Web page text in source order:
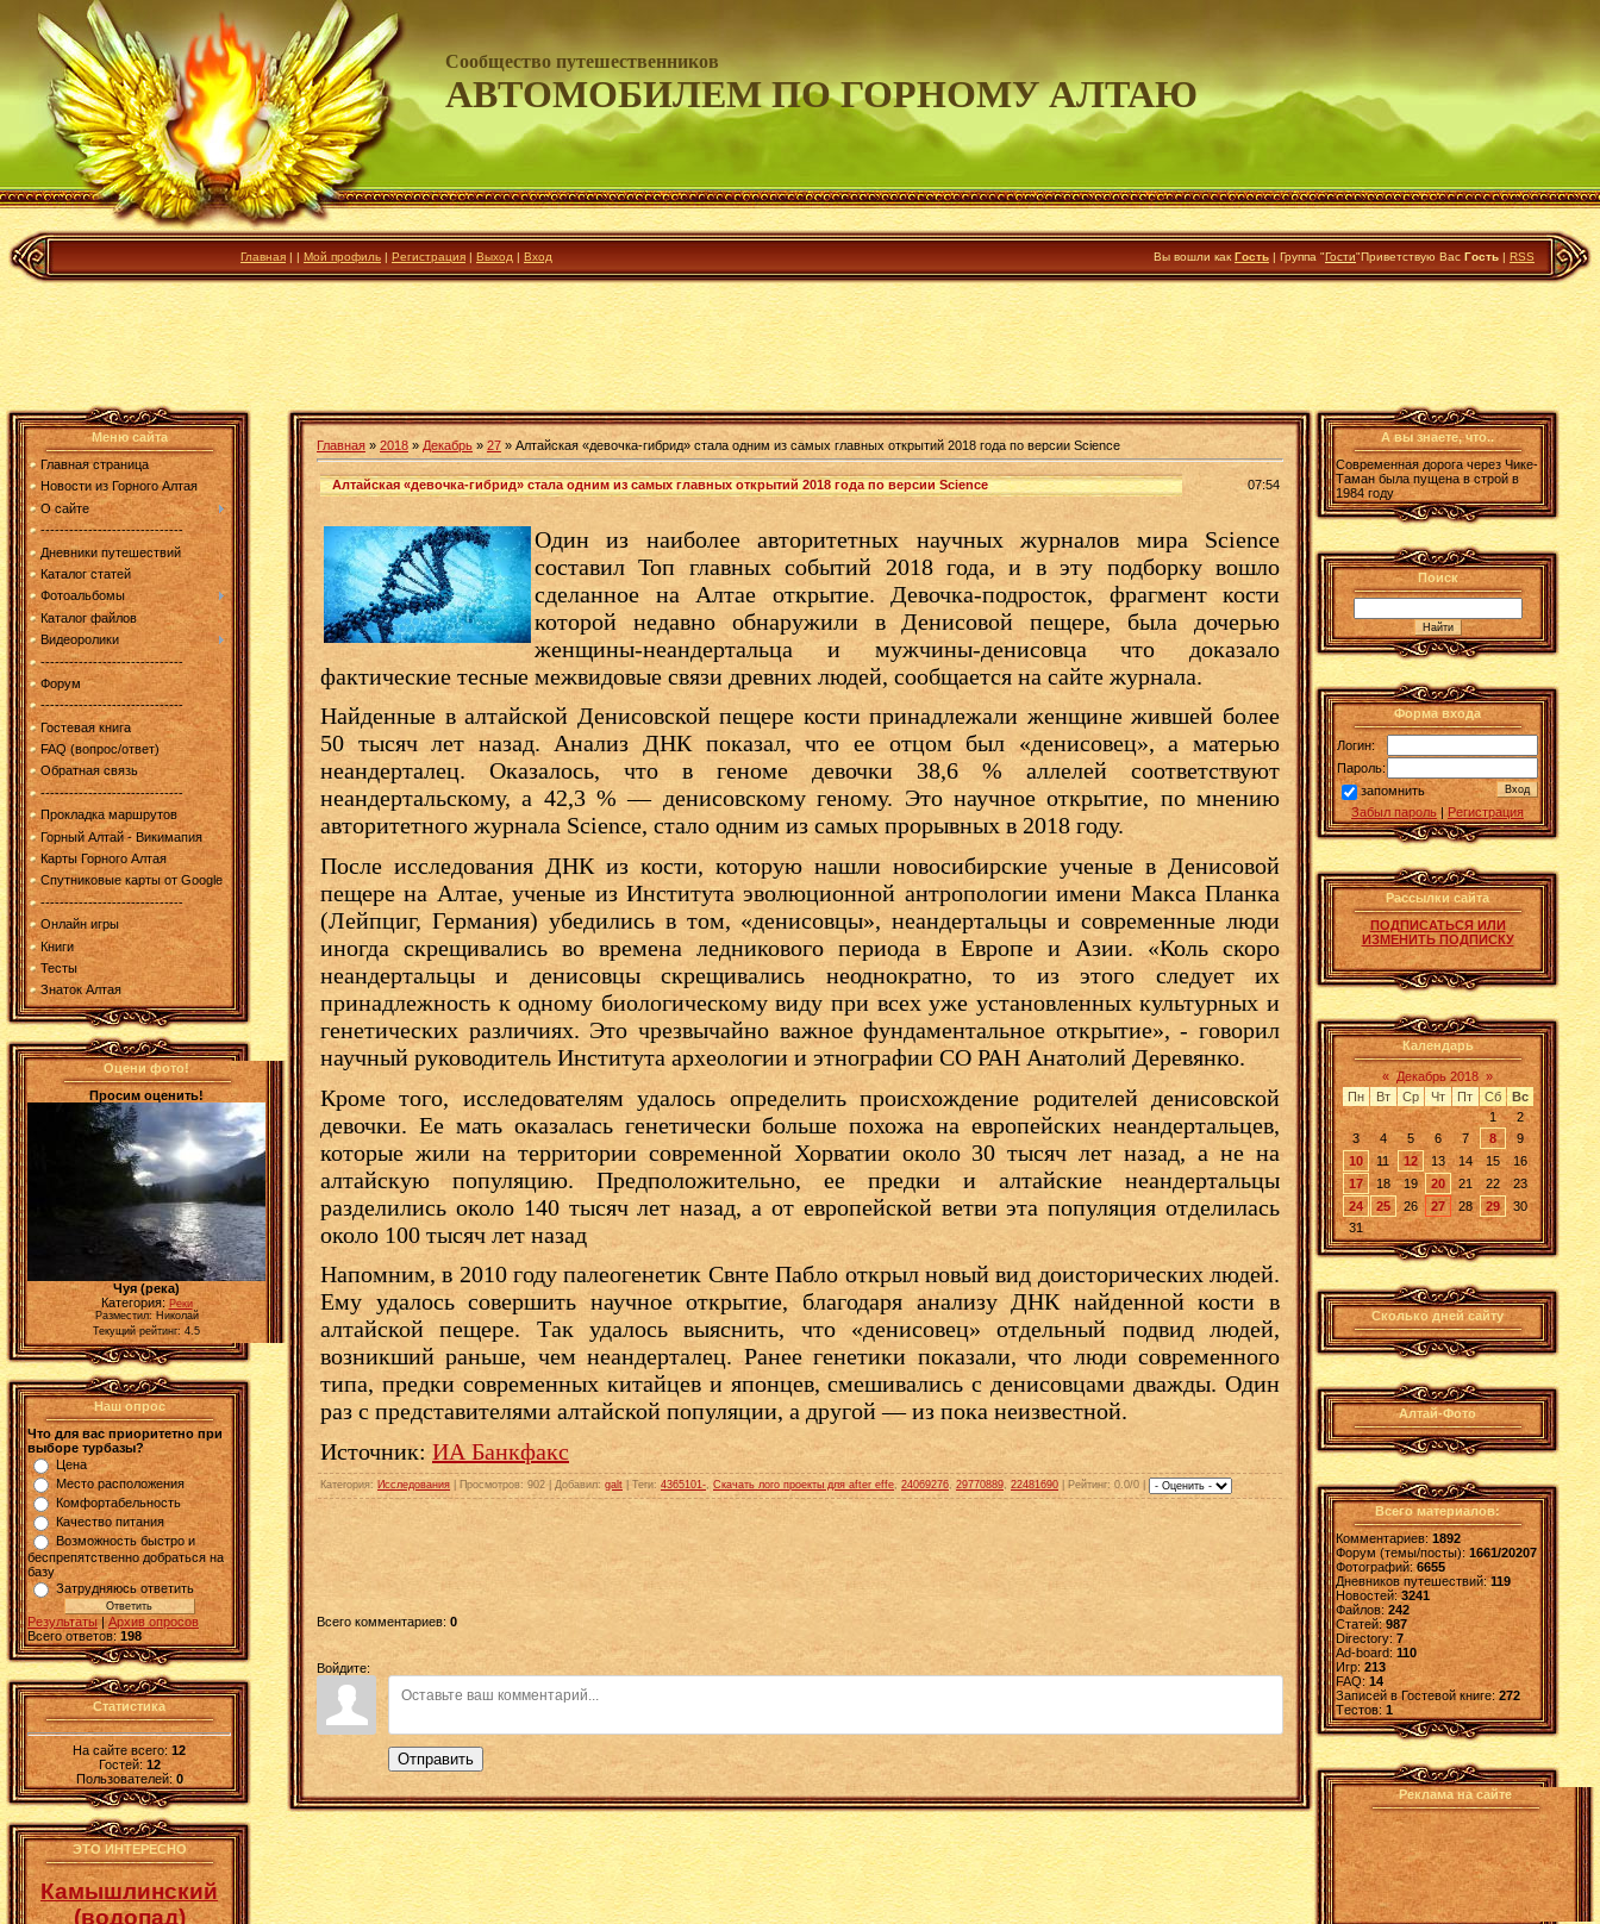
Сообщество путешественников
АВТОМОБИЛЕМ ПО ГОРНОМУ АЛТАЮ
Главная | | Мой профиль | Регистрация | Выход | Вход Вы вошли как Гость | Группа "Гости"Приветствую Вас Гость | RSS
Меню сайта
Главная страница
Новости из Горного Алтая
О сайте
------------------------------
Дневники путешествий
Каталог статей
Фотоальбомы
Каталог файлов
Видеоролики
------------------------------
Форум
------------------------------
Гостевая книга
FAQ (вопрос/ответ)
Обратная связь
------------------------------
Прокладка маршрутов
Горный Алтай - Викимапия
Карты Горного Алтая
Спутниковые карты от Google
------------------------------
Онлайн игры
Книги
Тесты
Знаток Алтая
Оцени фото!
Просим оценить!
Чуя (река)
Категория: Реки
Разместил: Николай
Текущий рейтинг: 4.5
Наш опрос
Что для вас приоритетно при
выборе турбазы?
Цена
Место расположения
Комфортабельность
Качество питания
Возможность быстро и
беспрепятственно добраться на
базу
Затрудняюсь ответить
Результаты |Архив опросов
Всего ответов: 198
Статистика
На сайте всего:12
Гостей: 12
Пользователей: 0
ЭТО ИНТЕРЕСНО
Камышлинский
(водопад)
Главная » 2018 » Декабрь » 27 » Алтайская «девочка-гибрид» стала одним из самых главных открытий 2018 года по версии Science
Алтайская «девочка-гибрид» стала одним из самых главных открытий 2018 года по версии Science 07:54
Один из наиболее авторитетных научных журналов мира Science
составил Топ главных событий 2018 года, и в эту подборку вошло
сделанное на Алтае открытие. Девочка-подросток, фрагмент кости
которой недавно обнаружили в Денисовой пещере, была дочерью
женщины-неандертальца и мужчины-денисовца что доказало
фактические тесные межвидовые связи древних людей, сообщается на сайте журнала.
Найденные в алтайской Денисовской пещере кости принадлежали женщине жившей более
50 тысяч лет назад. Анализ ДНК показал, что ее отцом был «денисовец», а матерью
неандерталец. Оказалось, что в геноме девочки 38,6 % аллелей соответствуют
неандертальскому, а 42,3 % — денисовскому геному. Это научное открытие, по мнению
авторитетного журнала Science, стало одним из самых прорывных в 2018 году.
После исследования ДНК из кости, которую нашли новосибирские ученые в Денисовой
пещере на Алтае, ученые из Института эволюционной антропологии имени Макса Планка
(Лейпциг, Германия) убедились в том, «денисовцы», неандертальцы и современные люди
иногда скрещивались во времена ледникового периода в Европе и Азии. «Коль скоро
неандертальцы и денисовцы скрещивались неоднократно, то из этого следует их
принадлежность к одному биологическому виду при всех уже установленных культурных и
генетических различиях. Это чрезвычайно важное фундаментальное открытие», - говорил
научный руководитель Института археологии и этнографии СО РАН Анатолий Деревянко.
Кроме того, исследователям удалось определить происхождение родителей денисовской
девочки. Ее мать оказалась генетически больше похожа на европейских неандертальцев,
которые жили на территории современной Хорватии около 30 тысяч лет назад, а не на
алтайскую популяцию. Предположительно, ее предки и алтайские неандертальцы
разделились около 140 тысяч лет назад, а от европейской ветви эта популяция отделилась
около 100 тысяч лет назад
Напомним, в 2010 году палеогенетик Свнте Пабло открыл новый вид доисторических людей.
Ему удалось совершить научное открытие, благодаря анализу ДНК найденной кости в
алтайской пещере. Так удалось выяснить, что «денисовец» отдельный подвид людей,
возникший раньше, чем неандерталец. Ранее генетики показали, что люди современного
типа, предки современных китайцев и японцев, смешивались с денисовцами дважды. Один
раз с представителями алтайской популяции, а другой — из пока неизвестной.
Источник: ИА Банкфакс
Категория: Исследования Просмотров: 902 | Добавил: galt Теги: 4365101-, Скачать лого проекты для after effe, 24069276, 29770889, 22481690 Рейтинг: 0.0/0 |
Всего комментариев: 0
Войдите:
Отправить
А вы знаете, что..
Современная дорога через Чике-
Таман была пущена в строй в
1984 году
Поиск
Форма входа
Логин:
Пароль:
запомнить
Забыл пароль | Регистрация
Рассылки сайта
ПОДПИСАТЬСЯ ИЛИ
ИЗМЕНИТЬ ПОДПИСКУ
Календарь
« Декабрь 2018 »
Пн
Вт Ср Чт Пт Сб
Вс
1
2
3
4 5 6 7 8
9
10
11 12 13 14 15
16
17
18 19 20 21 22
23
24
25 26 27 28 29
30
31
Сколько дней сайту
Алтай-Фото
Всего материалов:
Комментариев: 1892
Форум (темы/посты):1661/20207
Фотографий:6655
Дневников путешествий:119
Новостей:3241
Файлов: 242
Статей:987
Directory: 7
Ad-board:110
Игр: 213
FAQ:14
Записей в Гостевой книге:272
Tестов: 1
Реклама на сайте